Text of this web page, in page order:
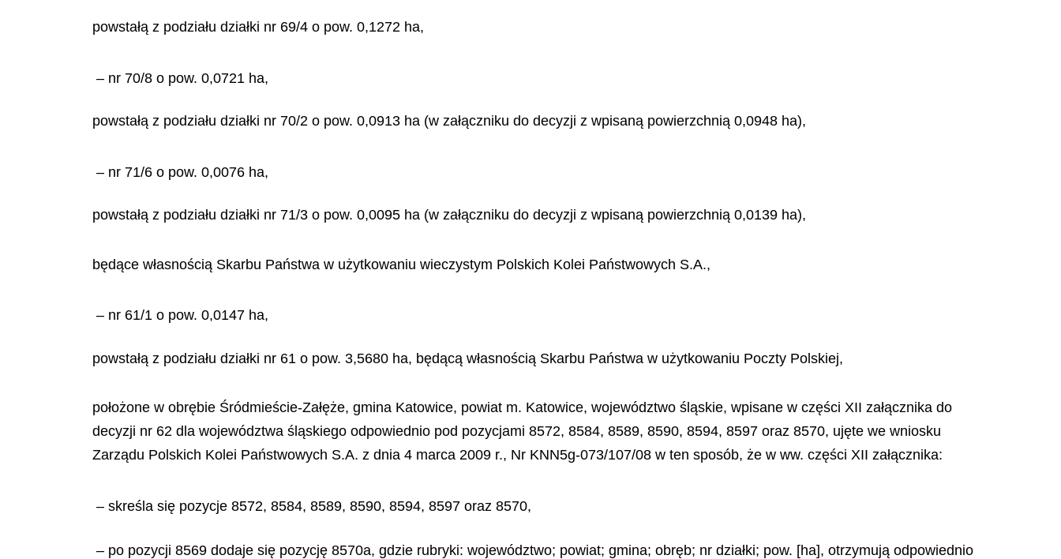
powstałą z podziału działki nr 69/4 o pow. 0,1272 ha,
– nr 70/8 o pow. 0,0721 ha,
powstałą z podziału działki nr 70/2 o pow. 0,0913 ha (w załączniku do decyzji z wpisaną powierzchnią 0,0948 ha),
– nr 71/6 o pow. 0,0076 ha,
powstałą z podziału działki nr 71/3 o pow. 0,0095 ha (w załączniku do decyzji z wpisaną powierzchnią 0,0139 ha),
będące własnością Skarbu Państwa w użytkowaniu wieczystym Polskich Kolei Państwowych S.A.,
– nr 61/1 o pow. 0,0147 ha,
powstałą z podziału działki nr 61 o pow. 3,5680 ha, będącą własnością Skarbu Państwa w użytkowaniu Poczty Polskiej,
położone w obrębie Śródmieście-Załęże, gmina Katowice, powiat m. Katowice, województwo śląskie, wpisane w części XII załącznika do
decyzji nr 62 dla województwa śląskiego odpowiednio pod pozycjami 8572, 8584, 8589, 8590, 8594, 8597 oraz 8570, ujęte we wniosku
Zarządu Polskich Kolei Państwowych S.A. z dnia 4 marca 2009 r., Nr KNN5g-073/107/08 w ten sposób, że w ww. części XII załącznika:
– skreśla się pozycje 8572, 8584, 8589, 8590, 8594, 8597 oraz 8570,
– po pozycji 8569 dodaje się pozycję 8570a, gdzie rubryki: województwo; powiat; gmina; obręb; nr działki; pow. [ha], otrzymują odpowiednio